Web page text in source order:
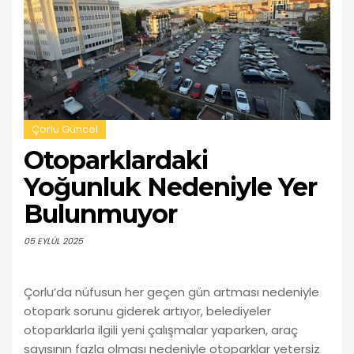
Çorlu Güncel
Otoparklardaki
Yoğunluk Nedeniyle Yer
Bulunmuyor
05 EYLÜL 2025
Çorlu’da nüfusun her geçen gün artması nedeniyle
otopark sorunu giderek artıyor, belediyeler
otoparklarla ilgili yeni çalışmalar yaparken, araç
sayısının fazla olması nedeniyle otoparklar yetersiz